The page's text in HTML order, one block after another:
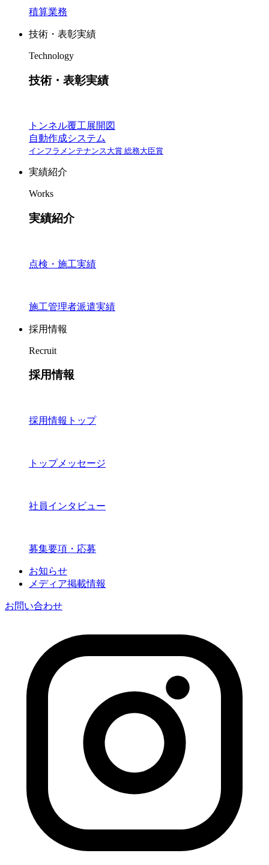
積算業務
技術・表彰実績
Technology
技術・表彰実績
トンネル覆工展開図
自動作成システム
インフラメンテナンス大賞 総務大臣賞
実績紹介
Works
実績紹介
点検・施工実績
施工管理者派遣実績
採用情報
Recruit
採用情報
採用情報トップ
トップメッセージ
社員インタビュー
募集要項・応募
お知らせ
メディア掲載情報
お問い合わせ